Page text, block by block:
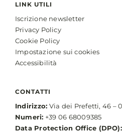
LINK UTILI
Iscrizione newsletter
Privacy Policy
Cookie Policy
Impostazione sui cookies
Accessibilità
CONTATTI
Indirizzo: Via dei Prefetti, 46 –
Numeri: +39 06 68009385
Data Protection Office (DPO):